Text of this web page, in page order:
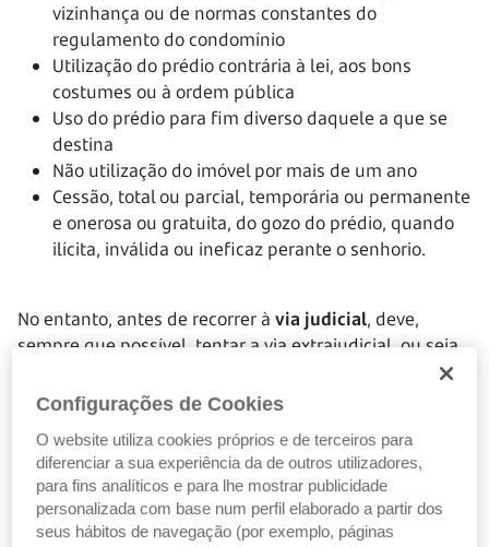
vizinhança ou de normas constantes do
regulamento do condomínio
Utilização do prédio contrária à lei, aos bons
costumes ou à ordem pública
Uso do prédio para fim diverso daquele a que se
destina
Não utilização do imóvel por mais de um ano
Cessão, total ou parcial, temporária ou permanente
e onerosa ou gratuita, do gozo do prédio, quando
ilícita, inválida ou ineficaz perante o senhorio.
No entanto, antes de recorrer à via judicial, deve,
sempre que possível, tentar a via extrajudicial, ou seja
chegar a uma solução. Para aliviar os tribunais, o Novo
procedimento especial de despejo, cuja resolução é da
competência do Balcão do Arrendatário e do Senhorio
(BAS) - que desde fevereiro de 2024 substituiu o Balcão
Nacional de Arrendamento (BNA).
Configurações de Cookies
O website utiliza cookies próprios e de terceiros para
diferenciar a sua experiência da de outros utilizadores,
para fins analíticos e para lhe mostrar publicidade
personalizada com base num perfil elaborado a partir dos
seus hábitos de navegação (por exemplo, páginas